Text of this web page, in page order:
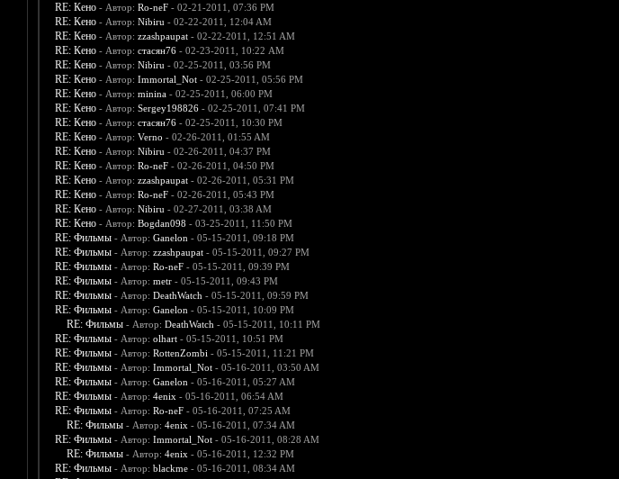
RE: Кено - Автор: Ro-neF- 02-21-2011, 07:36 PM
RE: Кено - Автор: Nibiru - 02-22-2011, 12:04 AM
RE: Кено - Автор: zzashpaupat- 02-22-2011, 12:51 AM
RE: Кено - Автор: стасян76- 02-23-2011, 10:22 AM
RE: Кено - Автор: Nibiru - 02-25-2011, 03:56 PM
RE: Кено - Автор: Immortal_Not- 02-25-2011, 05:56 PM
RE: Кено - Автор: minina- 02-25-2011, 06:00 PM
RE: Кено - Автор: Sergey198826- 02-25-2011, 07:41 PM
RE: Кено - Автор: стасян76- 02-25-2011, 10:30 PM
RE: Кено - Автор: Verno - 02-26-2011, 01:55 AM
RE: Кено - Автор: Nibiru - 02-26-2011, 04:37 PM
RE: Кено - Автор: Ro-neF- 02-26-2011, 04:50 PM
RE: Кено - Автор: zzashpaupat- 02-26-2011, 05:31 PM
RE: Кено - Автор: Ro-neF- 02-26-2011, 05:43 PM
RE: Кено - Автор: Nibiru - 02-27-2011, 03:38 AM
RE: Кено - Автор: Bogdan098 - 03-25-2011, 11:50 PM
RE: Фильмы - Автор: Ganelon - 05-15-2011, 09:18 PM
RE: Фильмы - Автор: zzashpaupat- 05-15-2011, 09:27 PM
RE: Фильмы - Автор: Ro-neF- 05-15-2011, 09:39 PM
RE: Фильмы - Автор: metr- 05-15-2011, 09:43 PM
RE: Фильмы - Автор: DeathWatch - 05-15-2011, 09:59 PM
RE: Фильмы - Автор: Ganelon - 05-15-2011, 10:09 PM
RE: Фильмы - Автор: DeathWatch - 05-15-2011, 10:11 PM
RE: Фильмы - Автор: olhart- 05-15-2011, 10:51 PM
RE: Фильмы - Автор: RottenZombi - 05-15-2011, 11:21 PM
RE: Фильмы - Автор: Immortal_Not- 05-16-2011, 03:50 AM
RE: Фильмы - Автор: Ganelon - 05-16-2011, 05:27 AM
RE: Фильмы - Автор: 4enix - 05-16-2011, 06:54 AM
RE: Фильмы - Автор: Ro-neF- 05-16-2011, 07:25 AM
RE: Фильмы - Автор: 4enix - 05-16-2011, 07:34 AM
RE: Фильмы - Автор: Immortal_Not- 05-16-2011, 08:28 AM
RE: Фильмы - Автор: 4enix - 05-16-2011, 12:32 PM
RE: Фильмы - Автор: blackme- 05-16-2011, 08:34 AM